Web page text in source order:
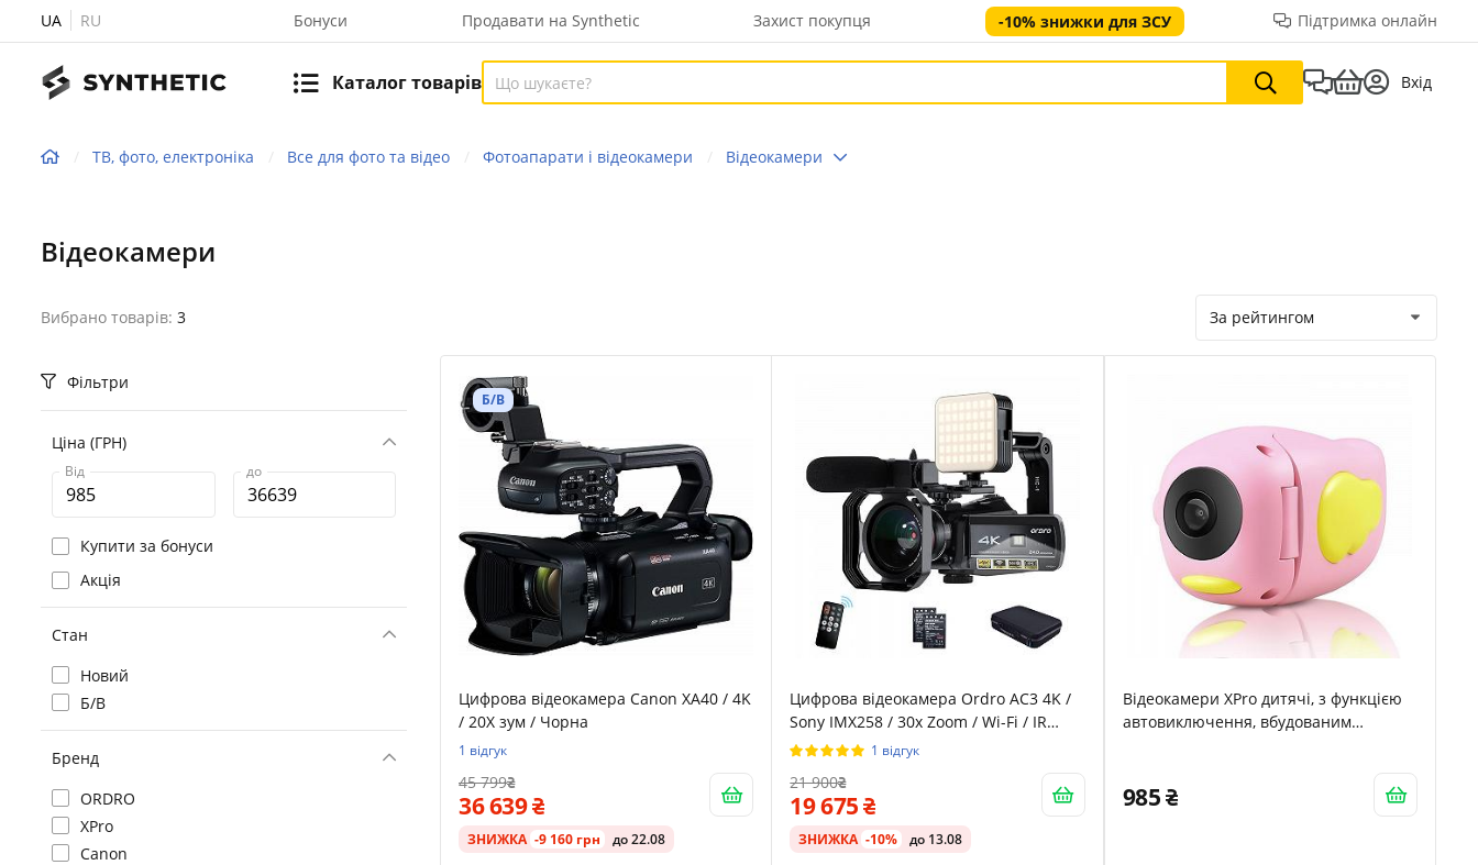
UA RU Бонуси Продавати на Synthetic Захист покупця -10% знижки для ЗСУ Підтримка онлайн
Каталог товарів Вхід
ТВ, фото, електроніка Все для фото та відео Фотоапарати і відеокамери Відеокамери
Відеокамери
Вибрано товарів: 3 За рейтингом
Фільтри
Ціна (ГРН)
Від до
Купити за бонуси
Акція
Стан
Новий
Б/В
Бренд
ORDRO
XPro
Canon
Б/В
Цифрова відеокамера Canon XA40 / 4K
/ 20X зум / Чорна
1 відгук
45 799
36 639
ЗНИЖКА -9 160 грн до 22.08
Цифрова відеокамера Ordro AC3 4K /
Sony IMX258 / 30x Zoom / Wi-Fi / IR
Night Vision / Чорна
1 відгук
21 900
19 675
ЗНИЖКА -10% до 13.08
Відеокамери XPro дитячі, з функцією
автовиключення, вбудованим
підтримкою карти пам'яті до 32 Гб.
Розумна дитяча відеокамера
985